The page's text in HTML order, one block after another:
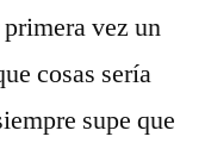
vez un
cosas sería
supe que